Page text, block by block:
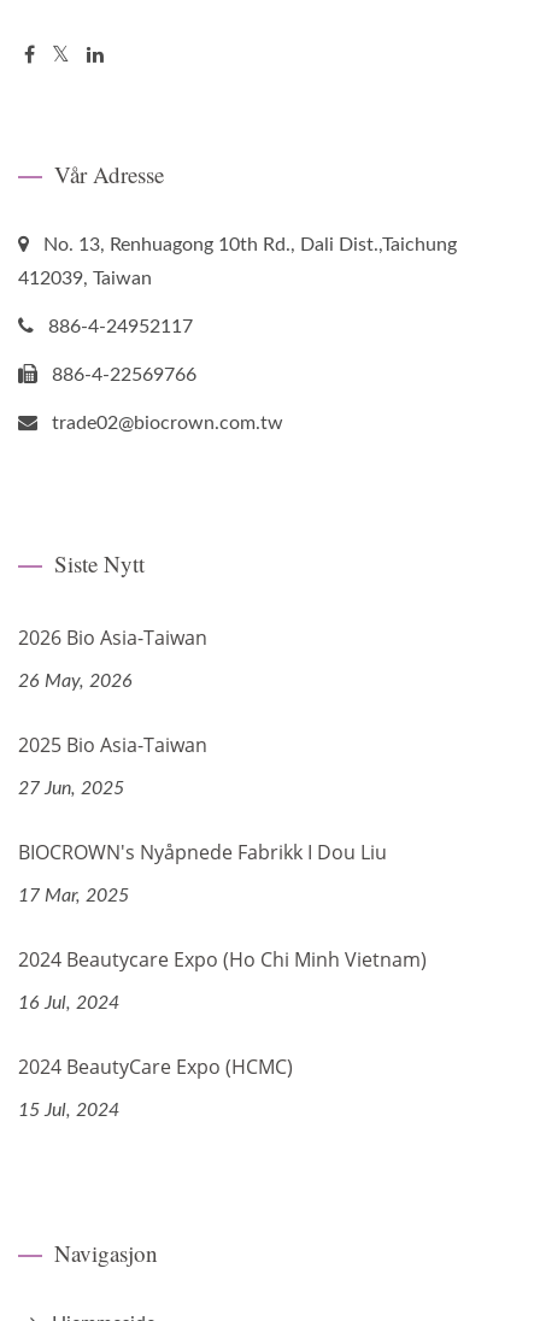
Vår Adresse
No. 13, Renhuagong 10th Rd., Dali Dist.,Taichung
412039, Taiwan
886-4-24952117
886-4-22569766
trade02@biocrown.com.tw
Siste Nytt
2026 Bio Asia-Taiwan
26 May, 2026
2025 Bio Asia-Taiwan
27 Jun, 2025
BIOCROWN's Nyåpnede Fabrikk I Dou Liu
17 Mar, 2025
2024 Beautycare Expo (Ho Chi Minh Vietnam)
16 Jul, 2024
2024 BeautyCare Expo (HCMC)
15 Jul, 2024
Navigasjon